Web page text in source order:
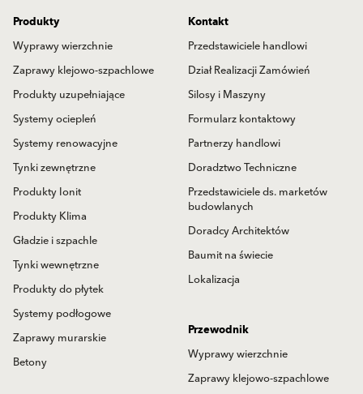
Produkty
Wyprawy wierzchnie
Zaprawy klejowo-szpachlowe
Produkty uzupełniające
Systemy ociepleń
Systemy renowacyjne
Tynki zewnętrzne
Produkty Ionit
Produkty Klima
Gładzie i szpachle
Tynki wewnętrzne
Produkty do płytek
Systemy podłogowe
Zaprawy murarskie
Betony
Kontakt
Przedstawiciele handlowi
Dział Realizacji Zamówień
Silosy i Maszyny
Formularz kontaktowy
Partnerzy handlowi
Doradztwo Techniczne
Przedstawiciele ds. marketów
budowlanych
Doradcy Architektów
Baumit na świecie
Lokalizacja
Przewodnik
Wyprawy wierzchnie
Zaprawy klejowo-szpachlowe